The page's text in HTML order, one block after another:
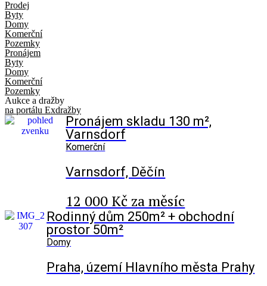
Prodej
Byty
Domy
Komerční
Pozemky
Pronájem
Byty
Domy
Komerční
Pozemky
Aukce a dražby
na portálu Exdražby
Pronájem skladu 130 m²,
Varnsdorf
Komerční
Varnsdorf, Děčín
12 000 Kč za měsíc
Rodinný dům 250m² + obchodní
prostor 50m²
Domy
Praha, území Hlavního města Prahy